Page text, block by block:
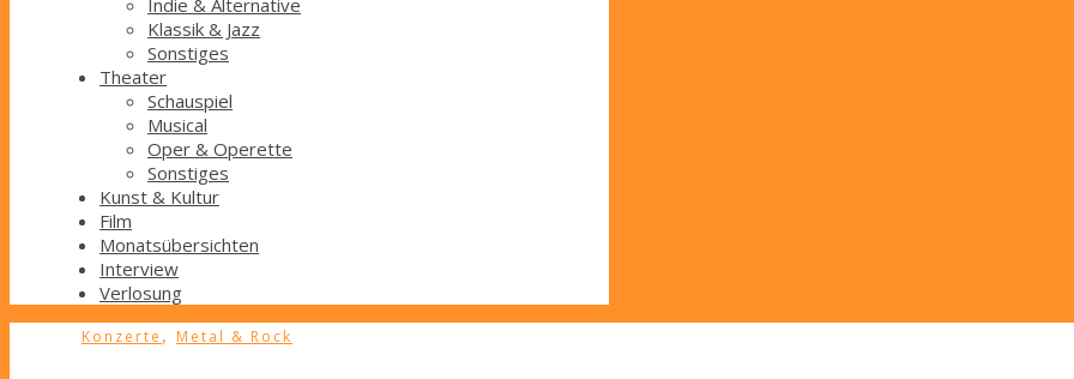
Indie & Alternative
Klassik & Jazz
Sonstiges
Theater
Schauspiel
Musical
Oper & Operette
Sonstiges
Kunst & Kultur
Film
Monatsübersichten
Interview
Verlosung
Konzerte , Metal & Rock